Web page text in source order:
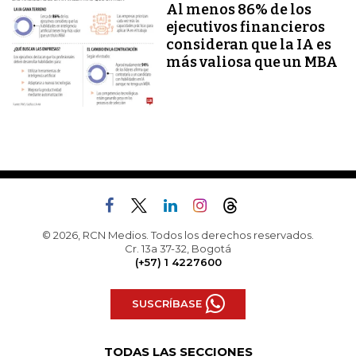
Al menos 86% de los
ejecutivos financieros
consideran que la IA es
más valiosa que un MBA
© 2026, RCN Medios. Todos los derechos reservados.
Cr. 13a 37-32, Bogotá
(+57) 1 4227600
SUSCRÍBASE
TODAS LAS SECCIONES